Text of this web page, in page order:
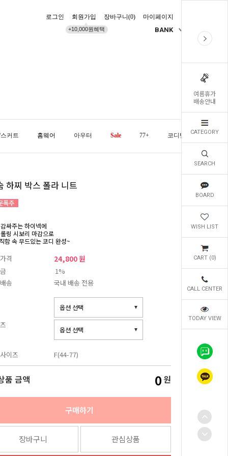
여름휴가
배송안내
CATEGORY
SEARCH
BOARD
WISH LIST
CART (0)
CALL CENTER
TODAY VIEW
로그인 회원가입
+10,000원혜택
장바구니(0) 마이페이지
BANK
커트 홈웨어 아우터 Sale 77+ 코디템 오늘발송
하찌 박스 폴라 니트
싸주는 하이넥에
링 시보리 마감으로
함 속 무드있는 코디 완성~
격 24,800 원
1%
송
국내 배송 전용
이즈 F(44-77)
품 금액 0 원
구매하기
장바구니 관심상품